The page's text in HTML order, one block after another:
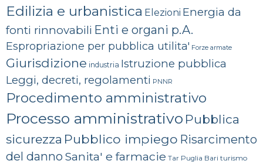
Edilizia e urbanistica Elezioni Energia da
fonti rinnovabili Enti e organi p.A.
Espropriazione per pubblica utilita' Forze armate
Giurisdizione industria Istruzione pubblica
Leggi, decreti, regolamenti PNNR
Procedimento amministrativo
Processo amministrativo Pubblica
sicurezza Pubblico impiego Risarcimento
del danno Sanita' e farmacie Tar Puglia Bari turismo